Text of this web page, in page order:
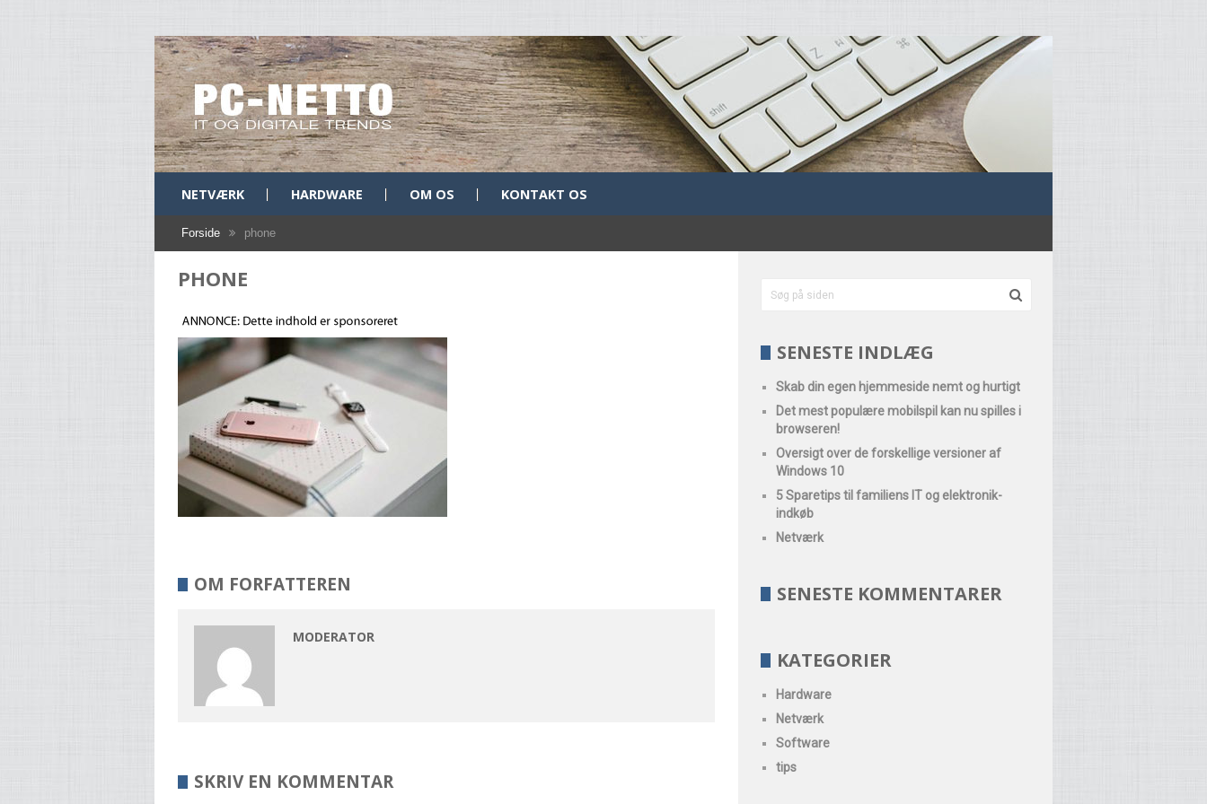
NETVÆRK HARDWARE OM OS KONTAKT OS
Forside phone
PHONE
OM FORFATTEREN
MODERATOR
SKRIV EN KOMMENTAR
SENESTE INDLÆG
Skab din egen hjemmeside nemt og hurtigt
Det mest populære mobilspil kan nu spilles i
browseren!
Oversigt over de forskellige versioner af
Windows 10
5 Sparetips til familiens IT og elektronik-
indkøb
Netværk
SENESTE KOMMENTARER
KATEGORIER
Hardware
Netværk
Software
tips